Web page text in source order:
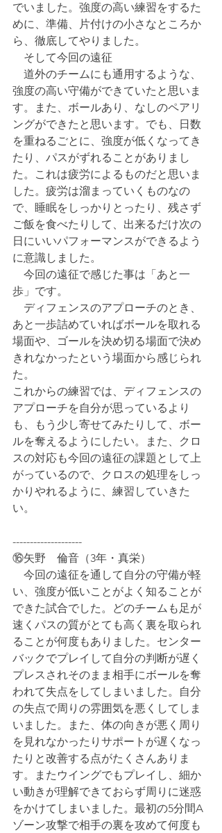
でいました。強度の高い練習をするた
めに、準備、片付けの小さなところか
ら、徹底してやりました。
そして今回の遠征
道外のチームにも通用するような、
強度の高い守備ができていたと思いま
す。また、ボールあり、なしのペアリ
ングができたと思います。でも、日数
を重ねるごとに、強度が低くなってき
たり、パスがずれることがありまし
た。これは疲労によるものだと思いま
した。疲労は溜まっていくものなの
で、睡眠をしっかりとったり、残さず
ご飯を食べたりして、出来るだけ次の
日にいいパフォーマンスができるよう
に意識しました。
今回の遠征で感じた事は「あと一
歩」です。
ディフェンスのアプローチのとき、
あと一歩詰めていればボールを取れる
場面や、ゴールを決め切る場面で決め
きれなかったという場面から感じられ
た。
これからの練習では、ディフェンスの
アプローチを自分が思っているより
も、もう少し寄せてみたりして、ボー
ルを奪えるようにしたい。また、クロ
スの対応も今回の遠征の課題として上
がっているので、クロスの処理をしっ
かりやれるように、練習していきた
い。
--------------------
⑯矢野　倫音（3年・真栄）
今回の遠征を通して自分の守備が軽
い、強度が低いことがよく知ることが
できた試合でした。どのチームも足が
速くパスの質がとても高く裏を取られ
ることが何度もありました。センター
バックでプレイして自分の判断が遅く
プレスされそのまま相手にボールを奪
われて失点をしてしまいました。自分
の失点で周りの雰囲気を悪くしてしま
いました。また、体の向きが悪く周り
を見れなかったりサポートが遅くなっ
たりと改善する点がたくさんありま
す。またウイングでもプレイし、細か
い動きが理解できておらず周りに迷惑
をかけてしまいました。最初の5分間A
ゾーン攻撃で相手の裏を攻めて何度も